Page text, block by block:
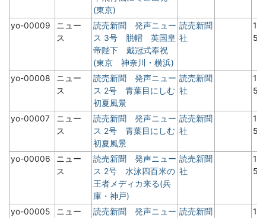
(東京)
yo-00009
ニュー
ス
読売新聞 発声ニュー
ス 3号 脱帽 英国皇
帝陛下 戴冠式奉祝
(東京 神奈川・横浜)
読売新聞
社
5
yo-00008
ニュー
ス
読売新聞 発声ニュー
ス 2号 青葉目にしむ
初夏風景
読売新聞
社
5
yo-00007
ニュー
ス
読売新聞 発声ニュー
ス 2号 青葉目にしむ
初夏風景
読売新聞
社
5
yo-00006
ニュー
ス
読売新聞 発声ニュー
ス 2号 水泳四百米の
王者メディカ来る(兵
庫・神戸)
読売新聞
社
5
yo-00005
ニュー
読売新聞 発声ニュー 読売新聞